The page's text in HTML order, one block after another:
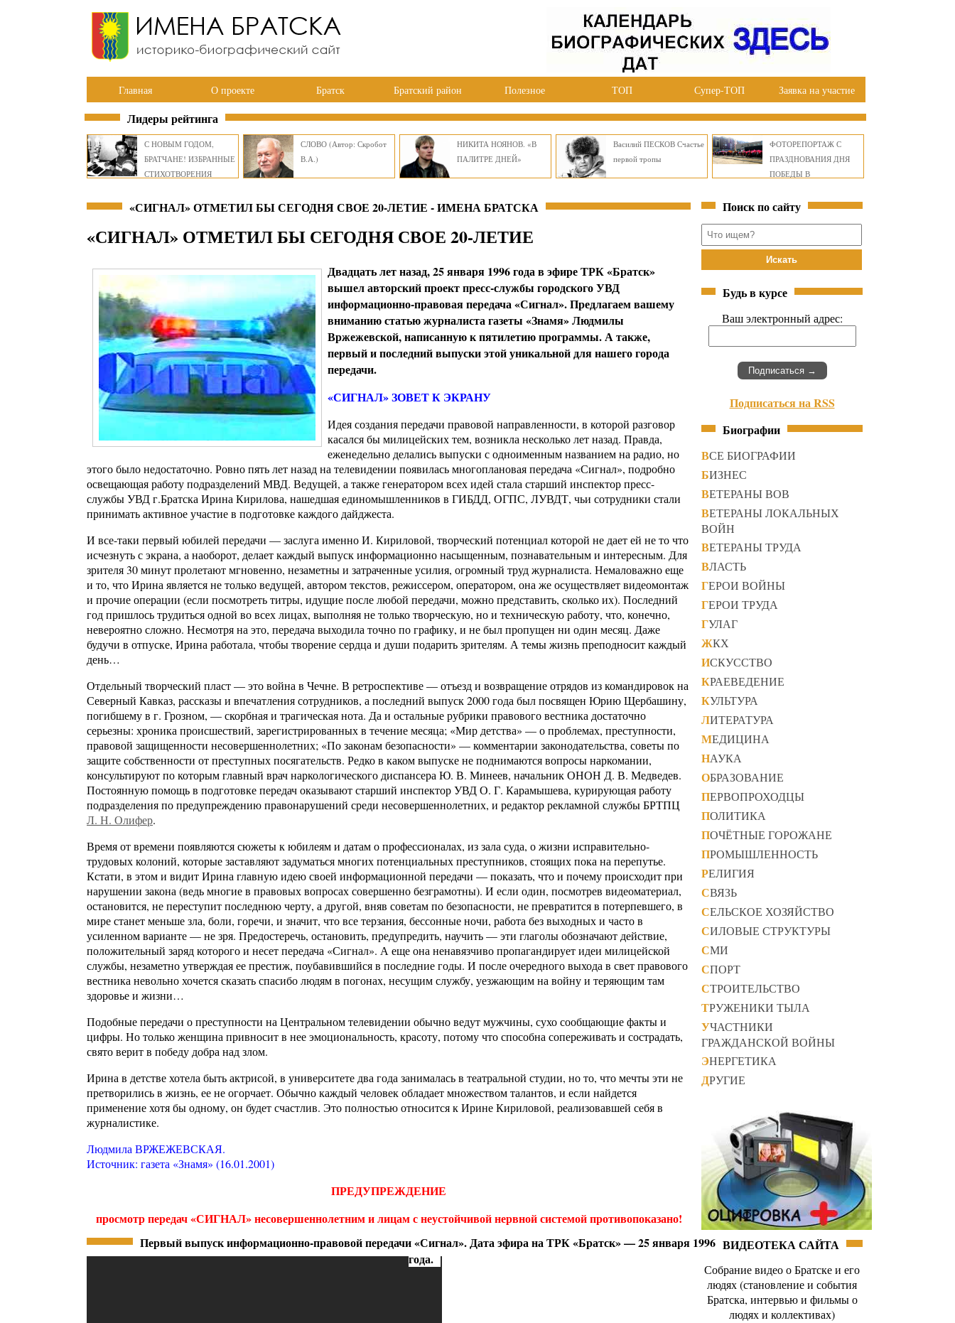
Главная О проекте Братск Братский район Полезное ТОП Супер-ТОП Заявка на участие
Лидеры рейтинга
С НОВЫМ ГОДОМ,
БРАТЧАНЕ! ИЗБРАННЫЕ
СТИХОТВОРЕНИЯ
СЛОВО (Автор: Скробот
В.А.)
НИКИТА НОЯНОВ. «В
ПАЛИТРЕ ДНЕЙ»
Василий ПЕСКОВ Счастье
первой тропы
ФОТОРЕПОРТАЖ С
ПРАЗДНОВАНИЯ ДНЯ
ПОБЕДЫ В
ОКРУГЕ БРАТСКА
«СИГНАЛ» ОТМЕТИЛ БЫ СЕГОДНЯ СВОЕ 20-ЛЕТИЕ - ИМЕНА БРАТСКА
«СИГНАЛ» ОТМЕТИЛ БЫ СЕГОДНЯ СВОЕ 20-ЛЕТИЕ
Двадцать лет назад, 25 января 1996 года в эфире ТРК «Братск»
вышел авторский проект пресс-службы городского УВД
информационно-правовая передача «Сигнал». Предлагаем вашему
вниманию статью журналиста газеты «Знамя» Людмилы
Вржежевской, написанную к пятилетию программы. А также,
первый и последний выпуски этой уникальной для нашего города
передачи.
«СИГНАЛ» ЗОВЕТ К ЭКРАНУ
Идея создания передачи правовой направленности, в которой разговор
касался бы милицейских тем, возникла несколько лет назад. Правда,
еженедельно делались выпуски с одноименным названием на радио, но
этого было недостаточно. Ровно пять лет назад на телевидении появилась многоплановая передача «Сигнал», подробно
освещающая работу подразделений МВД. Ведущей, а также генератором всех идей стала старший инспектор пресс-
службы УВД г.Братска Ирина Кирилова, нашедшая единомышленников в ГИБДД, ОГПС, ЛУВДТ, чьи сотрудники стали
принимать активное участие в подготовке каждого дайджеста.
И все-таки первый юбилей передачи — заслуга именно И. Кириловой, творческий потенциал которой не дает ей не то что
исчезнуть с экрана, а наоборот, делает каждый выпуск информационно насыщенным, познавательным и интересным. Для
зрителя 30 минут пролетают мгновенно, незаметны и затраченные усилия, огромный труд журналиста. Немаловажно еще
и то, что Ирина является не только ведущей, автором текстов, режиссером, оператором, она же осуществляет видеомонтаж
и прочие операции (если посмотреть титры, идущие после любой передачи, можно представить, сколько их). Последний
год пришлось трудиться одной во всех лицах, выполняя не только творческую, но и техническую работу, что, конечно,
невероятно сложно. Несмотря на это, передача выходила точно по графику, и не был пропущен ни один месяц. Даже
будучи в отпуске, Ирина работала, чтобы творение сердца и души подарить зрителям. А темы жизнь преподносит каждый
день…
Отдельный творческий пласт — это война в Чечне. В ретроспективе — отъезд и возвращение отрядов из командировок на
Северный Кавказ, рассказы и впечатления сотрудников, а последний выпуск 2000 года был посвящен Юрию Щербашину,
погибшему в г. Грозном, — скорбная и трагическая нота. Да и остальные рубрики правового вестника достаточно
серьезны: хроника происшествий, зарегистрированных в течение месяца; «Мир детства» — о проблемах, преступности,
правовой защищенности несовершеннолетних; «По законам безопасности» — комментарии законодательства, советы по
защите собственности от преступных посягательств. Редко в каком выпуске не поднимаются вопросы наркомании,
консультируют по которым главный врач наркологического диспансера Ю. В. Минеев, начальник ОНОН Д. В. Медведев.
Постоянную помощь в подготовке передач оказывают старший инспектор УВД О. Г. Карамышева, курирующая работу
подразделения по предупреждению правонарушений среди несовершеннолетних, и редактор рекламной службы БРТПЦ
Л. Н. Олифер.
Время от времени появляются сюжеты к юбилеям и датам о профессионалах, из зала суда, о жизни исправительно-
трудовых колоний, которые заставляют задуматься многих потенциальных преступников, стоящих пока на перепутье.
Кстати, в этом и видит Ирина главную идею своей информационной передачи — показать, что и почему происходит при
нарушении закона (ведь многие в правовых вопросах совершенно безграмотны). И если один, посмотрев видеоматериал,
остановится, не переступит последнюю черту, а другой, вняв советам по безопасности, не превратится в потерпевшего, в
мире станет меньше зла, боли, горечи, и значит, что все терзания, бессонные ночи, работа без выходных и часто в
усиленном варианте — не зря. Предостеречь, остановить, предупредить, научить — эти глаголы обозначают действие,
положительный заряд которого и несет передача «Сигнал». А еще она ненавязчиво пропагандирует идеи милицейской
службы, незаметно утверждая ее престиж, поубавившийся в последние годы. И после очередного выхода в свет правового
вестника невольно хочется сказать спасибо людям в погонах, несущим службу, уезжающим на войну и теряющим там
здоровье и жизни…
Подобные передачи о преступности на Центральном телевидении обычно ведут мужчины, сухо сообщающие факты и
цифры. Но только женщина привносит в нее эмоциональность, красоту, потому что способна сопереживать и сострадать,
свято верит в победу добра над злом.
Ирина в детстве хотела быть актрисой, в университете два года занималась в театральной студии, но то, что мечты эти не
претворились в жизнь, ее не огорчает. Обычно каждый человек обладает множеством талантов, и если найдется
применение хотя бы одному, он будет счастлив. Это полностью относится к Ирине Кириловой, реализовавшей себя в
журналистике.
Людмила ВРЖЕЖЕВСКАЯ.
Источник: газета «Знамя» (16.01.2001)
ПРЕДУПРЕЖДЕНИЕ
просмотр передач «СИГНАЛ» несовершеннолетним и лицам с неустойчивой нервной системой противопоказано!
Первый выпуск информационно-правовой передачи «Сигнал». Дата эфира на ТРК «Братск» — 25 января 1996
года.
Поиск по сайту
Будь в курсе
Ваш электронный адрес:
Подписаться на RSS
Биографии
ВСЕ БИОГРАФИИ
БИЗНЕС
ВЕТЕРАНЫ ВОВ
ВЕТЕРАНЫ ЛОКАЛЬНЫХ
ВОЙН
ВЕТЕРАНЫ ТРУДА
ВЛАСТЬ
ГЕРОИ ВОЙНЫ
ГЕРОИ ТРУДА
ГУЛАГ
ЖКХ
ИСКУССТВО
КРАЕВЕДЕНИЕ
КУЛЬТУРА
ЛИТЕРАТУРА
МЕДИЦИНА
НАУКА
ОБРАЗОВАНИЕ
ПЕРВОПРОХОДЦЫ
ПОЛИТИКА
ПОЧЁТНЫЕ ГОРОЖАНЕ
ПРОМЫШЛЕННОСТЬ
РЕЛИГИЯ
СВЯЗЬ
СЕЛЬСКОЕ ХОЗЯЙСТВО
СИЛОВЫЕ СТРУКТУРЫ
СМИ
СПОРТ
СТРОИТЕЛЬСТВО
ТРУЖЕНИКИ ТЫЛА
УЧАСТНИКИ
ГРАЖДАНСКОЙ ВОЙНЫ
ЭНЕРГЕТИКА
ДРУГИЕ
ВИДЕОТЕКА САЙТА
Собрание видео о Братске и его
людях (становление и события
Братска, интервью и фильмы о
людях и коллективах)